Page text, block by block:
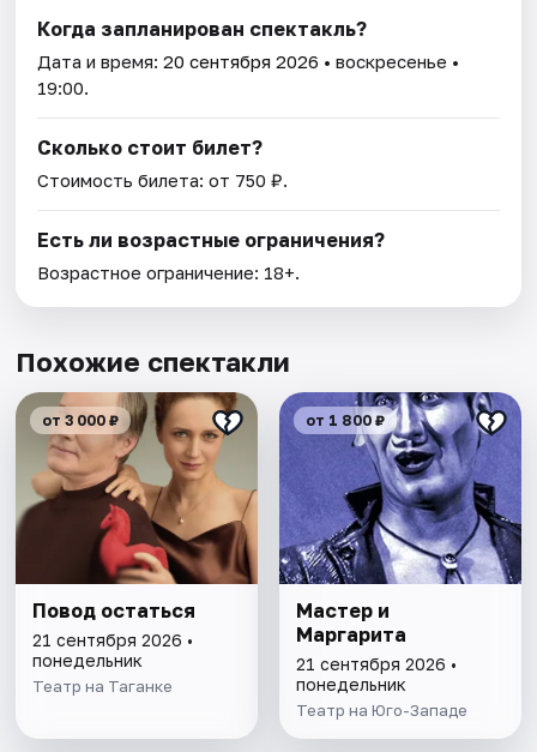
Когда запланирован спектакль?
Дата и время:20 сентября 2026 • воскресенье •
19:00.
Сколько стоит билет?
Стоимость билета: от 750 ₽.
Есть ли возрастные ограничения?
Возрастное ограничение: 18+.
Похожие спектакли
от 3 000 ₽
Повод остаться
21 сентября 2026 •
понедельник
Театр на Таганке
от 1 800 ₽
Мастер и
Маргарита
21 сентября 2026 •
понедельник
Театр на Юго-Западе